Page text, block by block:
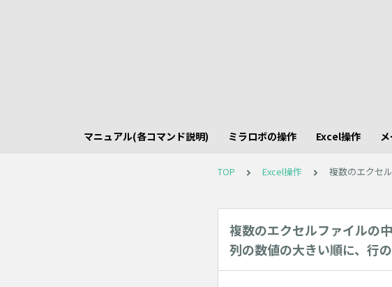
マニュアル(各コマンド説明) ミラロボの操作 Excel操作
TOP Excel操作 複数のエクセ
複数のエクセルファイルの
列の数値の大きい順に、行